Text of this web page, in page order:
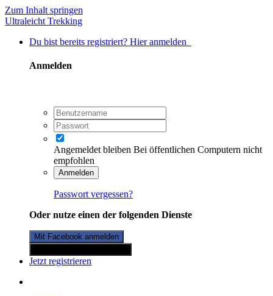
Zum Inhalt springen
Ultraleicht Trekking
Du bist bereits registriert? Hier anmelden
Anmelden
Angemeldet bleiben Bei öffentlichen Computern nicht
empfohlen
Anmelden
Passwort vergessen?
Oder nutze einen der folgenden Dienste
Mit Facebook anmelden
Jetzt registrieren